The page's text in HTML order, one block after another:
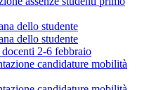
dello studente
dello studente
2-6 febbraio
candidature mobilità